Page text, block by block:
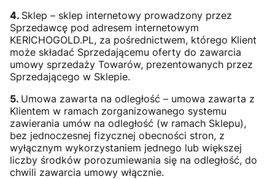
4. Sklep – sklep internetowy prowadzony przez
Sprzedawcę pod adresem internetowym
KERICHOGOLD.PL, za pośrednictwem, którego Klient
może składać Sprzedającemu oferty do zawarcia
umowy sprzedaży Towarów, prezentowanych przez
Sprzedającego w Sklepie.
5. Umowa zawarta na odległość – umowa zawarta z
Klientem w ramach zorganizowanego systemu
zawierania umów na odległość (w ramach Sklepu),
bez jednoczesnej fizycznej obecności stron, z
wyłącznym wykorzystaniem jednego lub większej
liczby środków porozumiewania się na odległość, do
chwili zawarcia umowy włącznie.